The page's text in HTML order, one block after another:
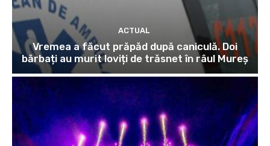
ACTUAL
Vremea a făcut prăpăd după caniculă. Doi
bărbați au murit loviți de trăsnet în râul Mureș